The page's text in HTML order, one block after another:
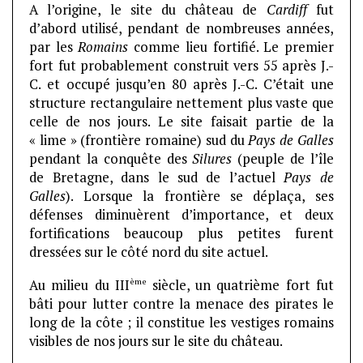
A l’origine, le site du château de Cardifffut
d’abord utilisé, pendant de nombreuses années,
par lesRomains comme lieu fortifié. Le premier
fort fut probablement construit vers 55 après J.-
C. et occupé jusqu’en 80 après J.-C. C’était une
structure rectangulaire nettement plus vaste que
celle de nos jours. Le site faisait partie de la
« lime » (frontière romaine) sud duPays de Galles
pendant la conquête desSilures (peuple de l’île
de Bretagne, dans le sud de l’actuelPays de
Galles). Lorsque la frontière se déplaça, ses
défenses diminuèrent d’importance, et deux
fortifications beaucoup plus petites furent
dressées sur le côté nord du site actuel.
Au milieu du IIIème
siècle, un quatrième fort fut
bâti pour lutter contre la menace des pirates le
long de la côte ; il constitue les vestiges romains
visibles de nos jours sur le site du château.